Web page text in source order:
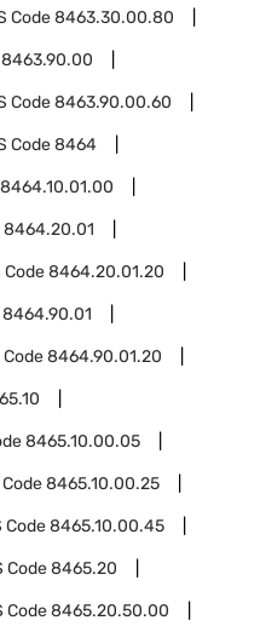
Code8463.30.00.80
8463.90.00
Code8463.90.00.60
Code8464
8464.10.01.00
8464.20.01
Code8464.20.01.20
8464.90.01
Code8464.90.01.20
8465.10.00.05
Code8465.10.00.25
Code8465.10.00.45
Code8465.20
Code8465.20.50.00